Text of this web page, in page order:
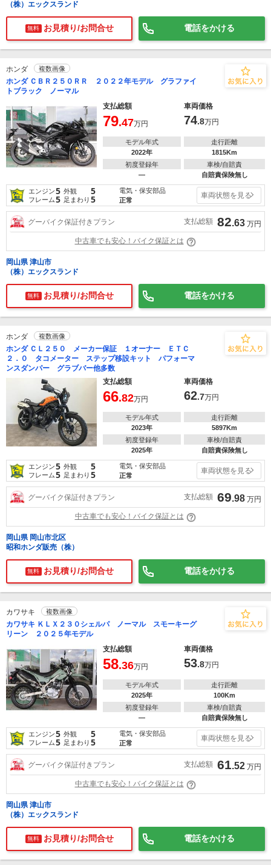
（株）エックスランド
無料 お見積り/お問合せ 電話をかける
ホンダ 複数画像
ホンダ ＣＢＲ２５０ＲＲ ２０２２年モデル グラファイ
トブラック ノーマル
支払総額
車両価格
79.47万円 74.8万円
モデル年式
2022年
走行距離
1815Km
初度登録年
―
車検/自賠責
自賠責保険無し
エンジン5 外観 5
フレーム5 足まわり 5
電気・保安部品
正常
車両状態を見る
グーバイク保証付きプラン 支払総額 82.63 万円
中古車でも安心！バイク保証とは
岡山県 津山市
（株）エックスランド
無料 お見積り/お問合せ 電話をかける
ホンダ 複数画像
ホンダ ＣＬ２５０ メーカー保証 １オーナー ＥＴＣ
２．０ タコメーター ステップ移設キット パフォーマ
ンスダンパー グラブバー他多数
支払総額
車両価格
66.82万円 62.7万円
モデル年式
2023年
走行距離
5897Km
初度登録年
2025年
車検/自賠責
自賠責保険無し
エンジン5 外観 5
フレーム5 足まわり 5
電気・保安部品
正常
車両状態を見る
グーバイク保証付きプラン 支払総額 69.98 万円
中古車でも安心！バイク保証とは
岡山県 岡山市北区
昭和ホンダ販売（株）
無料 お見積り/お問合せ 電話をかける
カワサキ 複数画像
カワサキ ＫＬＸ２３０シェルパ ノーマル スモーキーグ
リーン ２０２５年モデル
支払総額
車両価格
58.36万円 53.8万円
モデル年式
2025年
走行距離
100Km
初度登録年
―
車検/自賠責
自賠責保険無し
エンジン5 外観 5
フレーム5 足まわり 5
電気・保安部品
正常
車両状態を見る
グーバイク保証付きプラン 支払総額 61.52 万円
中古車でも安心！バイク保証とは
岡山県 津山市
（株）エックスランド
無料 お見積り/お問合せ 電話をかける